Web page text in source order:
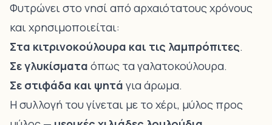
Φυτρώνει στο νησί από αρχαιότατους χρόνους
και χρησιμοποιείται:
Στα κιτρινοκούλουρα και τις λαμπρόπιτες.
Σε γλυκίσματα όπως τα γαλατοκούλουρα.
Σε στιφάδα και ψητά για άρωμα.
Η συλλογή του γίνεται με το χέρι, μύλος προς